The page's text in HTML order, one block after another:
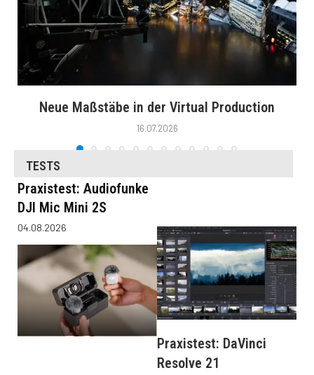
Neue Maßstäbe in der Virtual Production
16.07.2026
TESTS
Praxistest: Audiofunke
DJI Mic Mini 2S
04.08.2026
Praxistest: DaVinci
Resolve 21